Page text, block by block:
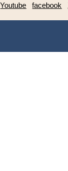
Youtube
facebook